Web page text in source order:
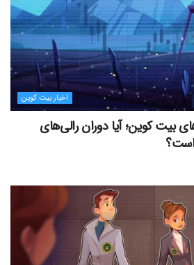
اخبار بیت کوین
بیت کوین؛ آیا دوران رالی‌های
است؟